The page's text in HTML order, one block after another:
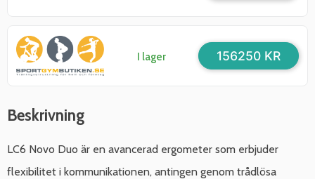
I lager 156250 KR
Beskrivning
LC6 Novo Duo är en avancerad ergometer som erbjuder
flexibilitet i kommunikationen, antingen genom trådlösa